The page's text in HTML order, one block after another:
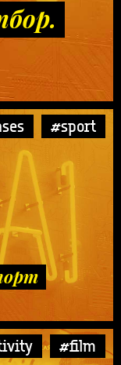
#sport
#film